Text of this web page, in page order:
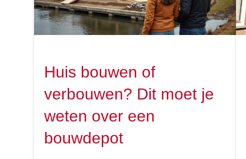
Huis bouwen of
verbouwen? Dit moet je
weten over een
bouwdepot